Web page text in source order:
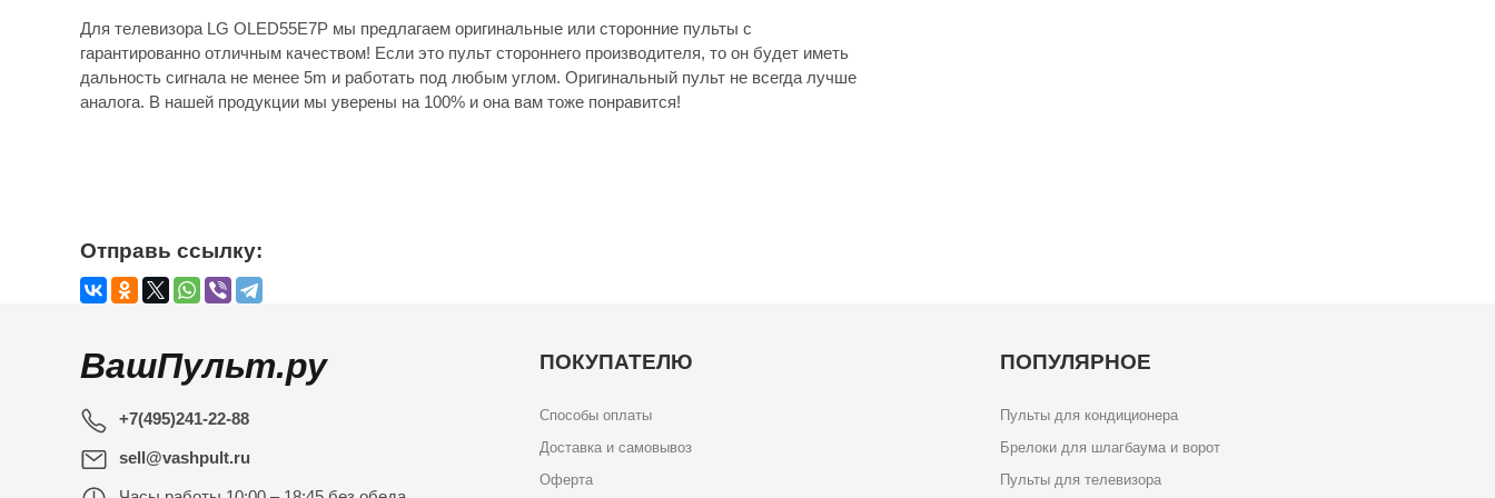
Для телевизора LG OLED55E7P мы предлагаем оригинальные или сторонние пульты с
гарантированно отличным качеством! Если это пульт стороннего производителя, то он будет иметь
дальность сигнала не менее 5m и работать под любым углом. Оригинальный пульт не всегда лучше
аналога. В нашей продукции мы уверены на 100% и она вам тоже понравится!
Отправь ссылку:
ВашПульт.ру
+7(495)241-22-88
sell@vashpult.ru
ПОКУПАТЕЛЮ
Способы оплаты
Доставка и самовывоз
Оферта
ПОПУЛЯРНОЕ
Пульты для кондиционера
Брелоки для шлагбаума и ворот
Пульты для телевизора